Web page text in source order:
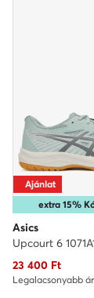
extra 15%
Ajánlat
Asics
Aktuális ár
23 400 Ft
Legalacsonyabb ár